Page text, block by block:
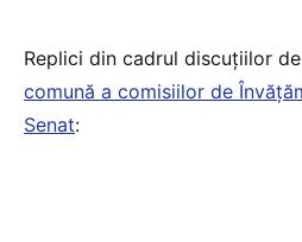
Replici din cadrul discuțiilor
comună a comisiilor de
Senat: